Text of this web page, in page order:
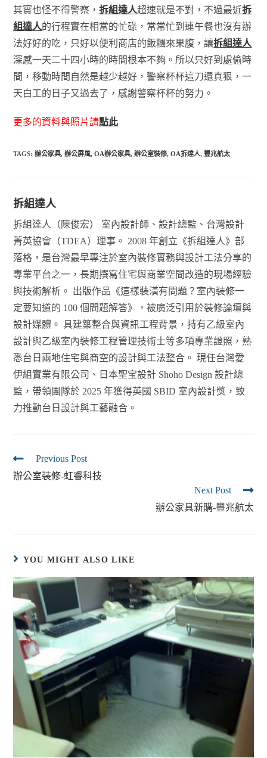
其實也怪不得警察，拆組達人超速就是不對，不過最近拆
組達人的行程實在相當的忙碌，常常忙到連午餐也沒有辦
法好好的吃，只好以便利商店的飯糰來果腹，讓拆組達人
深感一天二十四小時的時間根本不夠。所以只好到處偷時
間，移動時間自然是越少越好，警察杯杯這刀還真狠，一
天白工的日子又過去了，感謝警察杯杯的努力。
更多的資料與照片請點此
TAGS:辦公家具, 辦公屏風, OA辦公家具, 辦公室裝修, OA拆達人, 豐兆航太
拆組達人
拆組達人（陳俊宏） 室內設計師、設計總監、台灣設計
菁英協會（TDEA）理事。 2008 年創立《拆組達人》部
落格，是台灣最早專注於室內裝修實務與設計工法分享的
專業平台之一，長期撰寫住宅與商業空間改造的現場經驗
與技術解析。 出版作品《這樣裝潢有問題？室內裝修一
定要知道的 100 個問題解答》，被廣泛引用於裝修論壇與
設計媒體。 具建築整合與資訊工程背景，持有乙級室內
設計與乙級室內裝修工程管理技術士等多項專業證照，熟
悉台日兩地住宅與商空的設計與工法整合。 現任台灣愛
伊組實業有限公司、日本聖宝設計 Shoho Design 設計總
監，帶領團隊於 2025 年獲得英國 SBID 室內設計獎，致
力推動台日設計與工藝融合。
Previous Post
辦公室裝修-虹睿科技
Next Post
辦公家具新購-豐兆航太
YOU MIGHT ALSO LIKE